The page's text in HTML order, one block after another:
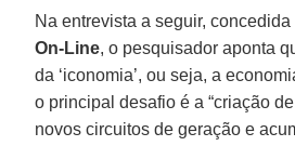
Na entrevista a seguir,
On-Line, o pesquisador aponta
da ‘iconomia’, ou seja, a
o principal desafio é a “criação
novos circuitos de geração e